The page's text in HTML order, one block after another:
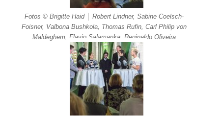
Fotos © Brigitte Haid │ Robert Lindner, Sabine Coelsch-
Foisner, Valbona Bushkola, Thomas Rufin, Carl Philip von
Maldeghem, Flavio Salamanka, Reginaldo Oliveira